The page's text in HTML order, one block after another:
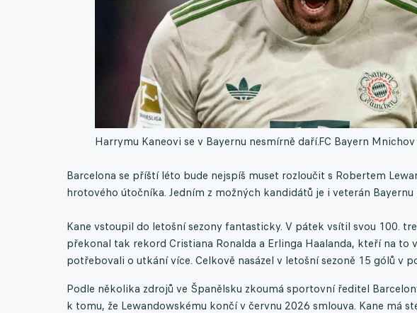
Harrymu Kaneovi se v Bayernu nesmírně daří.FC Bayern Mnichov
Barcelona se příští léto bude nejspíš muset rozloučit s Robertem
hrotového útočníka. Jedním z možných kandidátů je i veterán
Kane vstoupil do letošní sezony fantasticky. V pátek vsítil svou 100.
překonal tak rekord Cristiana Ronalda a Erlinga Haalanda, kteří na to
potřebovali o utkání více. Celkově nasázel v letošní sezoně 15 gólů v
Podle několika zdrojů ve Španělsku zkoumá sportovní ředitel
k tomu, že Lewandowskému končí v červnu 2026 smlouva. Kane má